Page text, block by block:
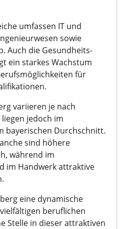
umfassen IT und
sowie
Auch die Gesundheits-
ein starkes Wachstum
für
variieren je nach
jedoch im
bayerischen Durchschnitt.
sind höhere
während im
im Handwerk attraktive
eine dynamische
beruflichen
Stelle in dieser attraktiven